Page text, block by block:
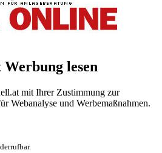
lesen
mit Ihrer Zustimmung zur
Webanalyse und Werbemaßnahmen.